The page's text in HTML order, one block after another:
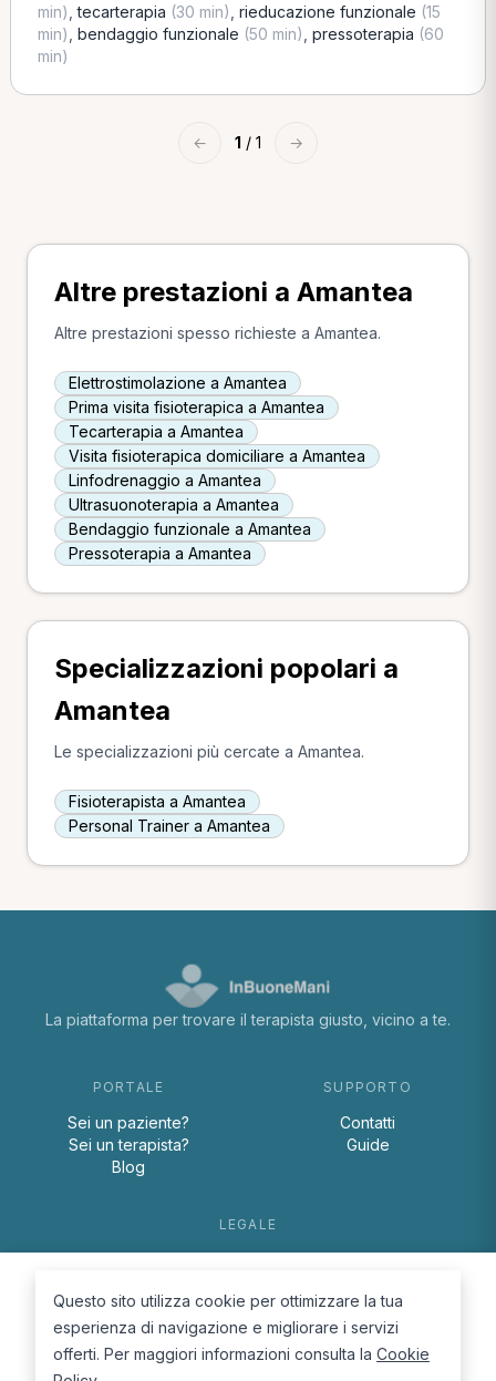
min) ,tecarterapia (30 min) rieducazione funzionale (15
min) bendaggio funzionale (50 min) pressoterapia (60
min)
← 1 / 1 →
Altre prestazioni a Amantea
Altre prestazioni spesso richieste a Amantea.
Elettrostimolazione a Amantea
Prima visita fisioterapica a Amantea
Tecarterapia a Amantea
Visita fisioterapica domiciliare a Amantea
Linfodrenaggio a Amantea
Ultrasuonoterapia a Amantea
Bendaggio funzionale a Amantea
Pressoterapia a Amantea
Specializzazioni popolari a
Amantea
Le specializzazioni più cercate a Amantea.
Fisioterapista a Amantea
Personal Trainer a Amantea
La piattaforma per trovare il terapista giusto, vicino a te.
PORTALE
Sei un paziente?
Sei un terapista?
Blog
SUPPORTO
Contatti
Guide
LEGALE
Cookie Policy
Questo sito utilizza cookie per ottimizzare la tua
esperienza di navigazione e migliorare i servizi
offerti. Per maggiori informazioni consulta la Cookie